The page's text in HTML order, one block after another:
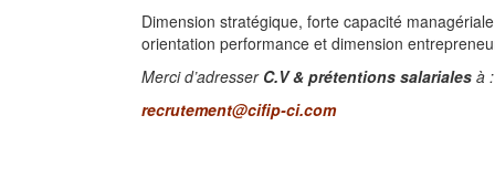
Dimension stratégique, forte capacité
orientation performance et dimension
Merci d’adresser C.V & prétentions salariales à :
recrutement@cifip-ci.com